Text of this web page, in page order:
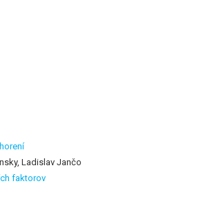
Ladislav Jančo
faktorov